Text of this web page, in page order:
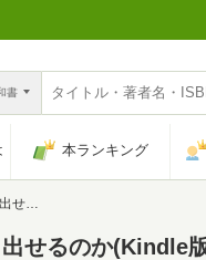
書
本ランキング
のか
せるのか(Kindle